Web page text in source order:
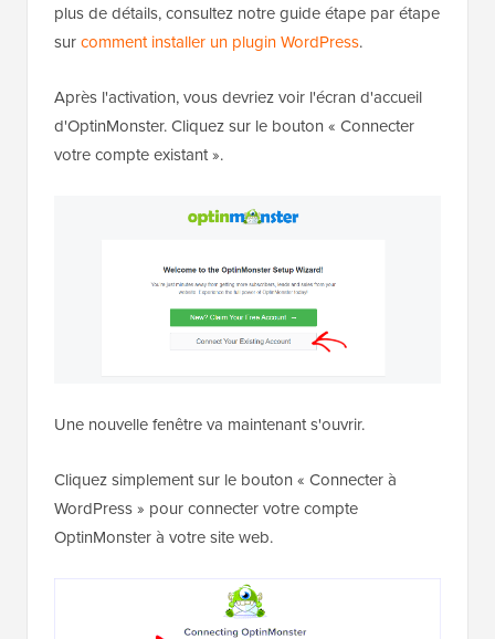
plus de détails, consultez notre guide étape par étape
surcomment installer un plugin WordPress.
Après l'activation, vous devriez voir l'écran d'accueil
d'OptinMonster. Cliquez sur le bouton « Connecter
votre compte existant ».
Une nouvelle fenêtre va maintenant s'ouvrir.
Cliquez simplement sur le bouton « Connecter à
WordPress » pour connecter votre compte
OptinMonster à votre site web.